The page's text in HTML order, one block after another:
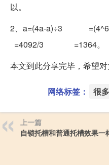
以。
2、a=(4a-a)÷3
=4092/3 =1364。
本文到此分享完毕，希望对
网络标签： 很
上一篇
自锁托槽和普通托槽效果一